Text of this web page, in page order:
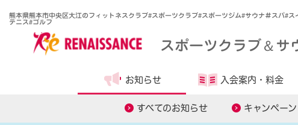
熊本県熊本市中央区大江のフィットネスクラブ#スポーツクラブ#スポーツジム#サウナ＃スパ#ス
テニス#ゴルフ
スポーツクラブ＆サ
お知らせ
すべてのお知らせ キャンペーン
入会案内・ 料金
食事管理ア